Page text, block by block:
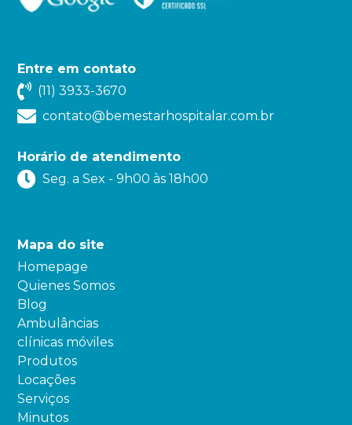
Entre em contato
(11) 3933-3670
contato@bemestarhospitalar.com.br
Horário de atendimento
Seg. a Sex - 9h00 às 18h00
Mapa do site
Homepage
Quienes Somos
Blog
Ambulâncias
clínicas móviles
Produtos
Locações
Serviços
Minutos